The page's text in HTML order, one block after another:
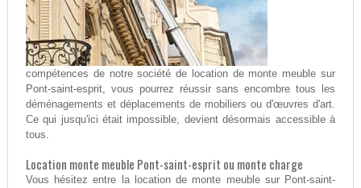
compétences de notre société de location de monte meuble sur
Pont-saint-esprit, vous pourrez réussir sans encombre tous les
déménagements et déplacements de mobiliers ou d'œuvres d'art.
Ce qui jusqu'ici était impossible, devient désormais accessible à
tous.
Location monte meuble Pont-saint-esprit ou monte charge
Vous hésitez entre la location de monte meuble sur Pont-saint-